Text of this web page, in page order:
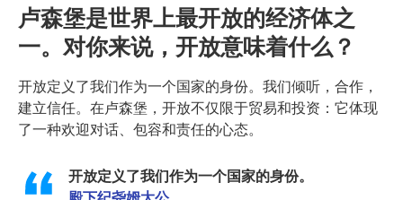
卢森堡是世界上最开放的经济体之
一。对你来说，开放意味着什么？
开放定义了我们作为一个国家的身份。我们倾听，合作，
建立信任。在卢森堡，开放不仅限于贸易和投资：它体现
了一种欢迎对话、包容和责任的心态。
开放定义了我们作为一个国家的身份。